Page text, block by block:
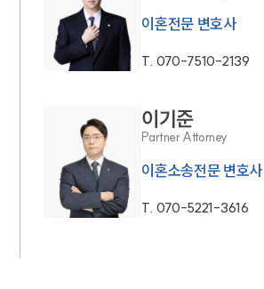
이혼전문 변호사
T. 070-7510-2139
이기준
Partner Attorney
이혼소송전문 변호사
T. 070-5221-3616